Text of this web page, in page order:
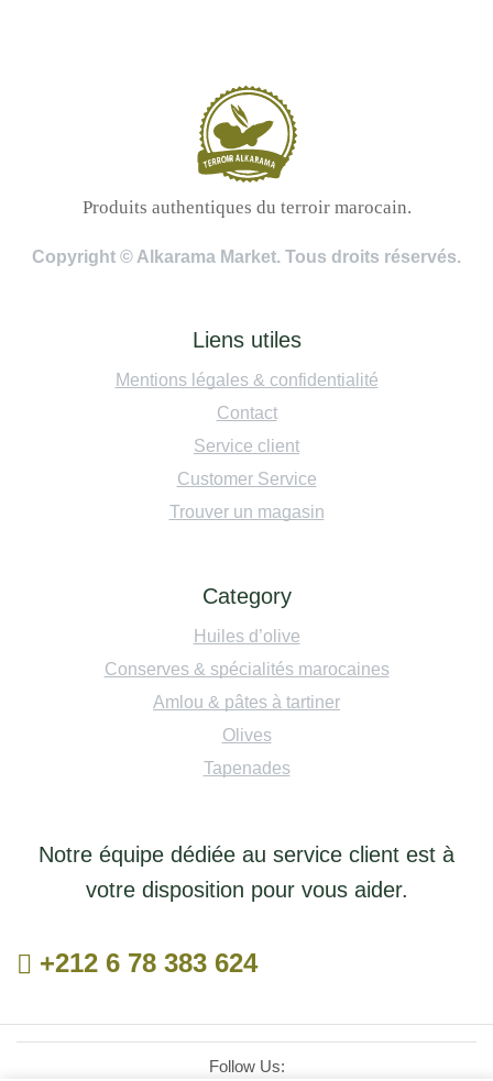
Produits authentiques du terroir marocain.
Copyright © Alkarama Market. Tous droits réservés.
Liens utiles
Mentions légales & confidentialité
Contact
Service client
Customer Service
Trouver un magasin
Category
Huiles d’olive
Conserves & spécialités marocaines
Amlou & pâtes à tartiner
Olives
Tapenades
Notre équipe dédiée au service client est à
votre disposition pour vous aider.
+212 6 78 383 624
Follow Us: